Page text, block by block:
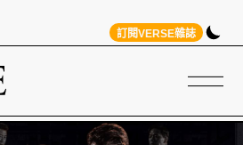
訂閱VERSE雜誌